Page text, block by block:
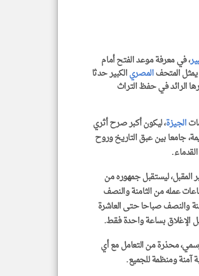
، في معرفة موعد الفتح أمام
يمثل المتحفالمصريالكبير حدثا
الرائد في حفظ التراث
الجيزة، ليكون أكبر صرح أثري
جامعا بين عبق التاريخ وروح
المقبل، ليستقبل جمهوره من
عمله من الثامنة والنصف
والنصف صباحا حتى العاشرة
الإغلاق بساعة واحدة فقط.
محذرة من التعامل مع أي
ومنظمة للجميع.
klyoum.com